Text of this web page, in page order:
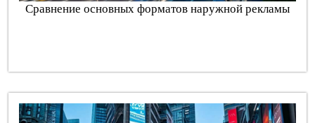
Сравнение основных форматов наружной рекламы